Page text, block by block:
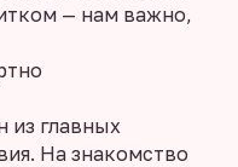
— нам важно,
из главных
На знакомство